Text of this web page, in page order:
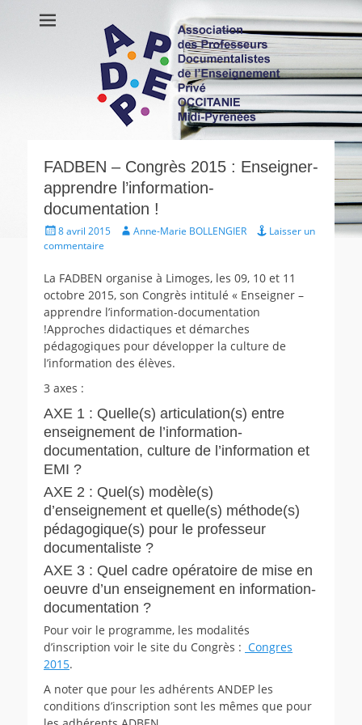
APDEP Occitanie
Midi-Pyrénées
Association des Professeurs Documentalistes de l'Enseignement
Privé OCCITANIE Midi-Pyrénnees Association Actualités Vie de
l’association Ressources
FADBEN – Congrès 2015 : Enseigner-
apprendre l’information-
documentation !
Écrit
le
8 avril 2015 Auteur
Anne-Marie BOLLENGIER
Laisser un
commentaire
La FADBEN organise à Limoges, les 09, 10 et 11
octobre 2015, son Congrès intitulé « Enseigner –
apprendre l’information-documentation
!Approches didactiques et démarches
pédagogiques pour développer la culture de
l’information des élèves.
3 axes :
AXE 1 : Quelle(s) articulation(s) entre
enseignement de l’information-
documentation, culture de l’information et
EMI ?
AXE 2 : Quel(s) modèle(s)
d’enseignement et quelle(s) méthode(s)
pédagogique(s) pour le professeur
documentaliste ?
AXE 3 : Quel cadre opératoire de mise en
oeuvre d’un enseignement en information-
documentation ?
Pour voir le programme, les modalités
d’inscription voir le site du Congrès : Congres
2015.
A noter que pour les adhérents ANDEP les
conditions d’inscription sont les mêmes que pour